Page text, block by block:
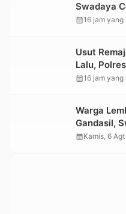
Swadaya
Jembatan
calendar_month16 jam yang
Usut
Lalu,
Datangi
calendar_month16 jam yang
Warga
Gandasil,
Sepanjang
calendar_monthKamis, 6